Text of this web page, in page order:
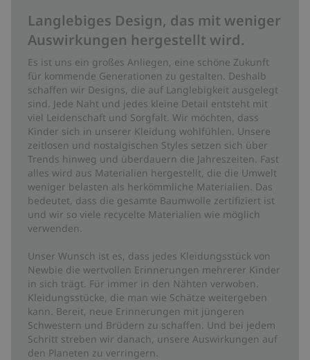
Langlebiges Design, das mit weniger
Auswirkungen hergestellt wird.
Es ist uns ein großes Anliegen, eine schöne Zukunft
für kommende Generationen zu gestalten. Deshalb
schaffen wir Designs, die auf Langlebigkeit ausgelegt
sind. Jede Naht und jedes kleine Detail entsteht mit
viel Leidenschaft und Sorgfalt. Wir möchten, dass
Kinder sich in unserer Kleidung wohlfühlen. Unsere
zeitlosen und nostalgischen Styles setzen sich über
Trends hinweg und überdauern die Jahreszeiten. Fast
alles wird aus Materialien hergestellt, die die Umwelt
weniger belasten als herkömmliche Materialien. Das
bedeutet, dass die gesamte Baumwolle zertifiziert ist
und wir so viele recycelte Materialien wie möglich
verwenden.
Unser Wunsch ist es, dass jedes Kleidungsstück von
Newbie die wertvollen Erinnerungen mehrerer Kinder
in sich trägt. Für immer in den Nähten verwoben.
Kleidungsstücke, die man wie Schätze weitergeben
kann. Bereit, neue Erinnerungen mit jüngeren
Schwestern und Brüdern zu schaffen. Und bei jedem
Schritt streben wir danach, unsere Auswirkungen auf
den Planeten zu verringern.